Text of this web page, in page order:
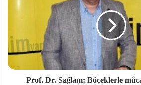
Prof. Dr. Sağlam: Böceklerle